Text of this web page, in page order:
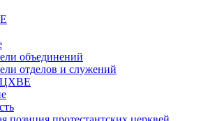
объединений
отделов и служений